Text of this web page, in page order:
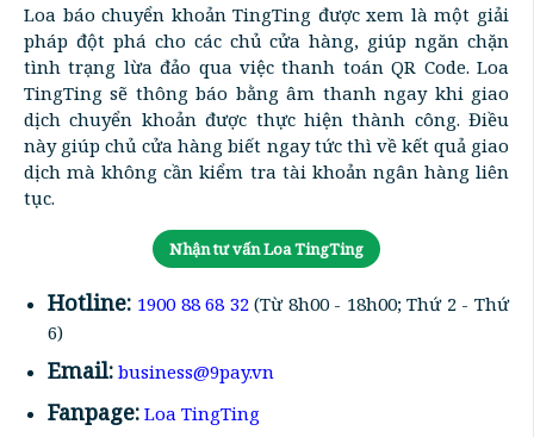
Loa báo chuyển khoản TingTing được xem là một giải
pháp đột phá cho các chủ cửa hàng, giúp ngăn chặn
tình trạng lừa đảo qua việc thanh toán QR Code. Loa
TingTing sẽ thông báo bằng âm thanh ngay khi giao
dịch chuyển khoản được thực hiện thành công. Điều
này giúp chủ cửa hàng biết ngay tức thì về kết quả giao
dịch mà không cần kiểm tra tài khoản ngân hàng liên
tục.
Nhận tư vấn Loa TingTing
Hotline: 1900 88 68 32(Từ 8h00 - 18h00; Thứ 2 - Thứ
6)
Email: business@9pay.vn
Fanpage: Loa TingTing